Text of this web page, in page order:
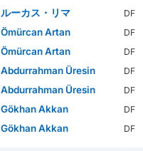
ルーカス・リマ
DF
Ömürcan Artan
DF
Ömürcan Artan
DF
Abdurrahman Üresin
DF
Abdurrahman Üresin
DF
Gökhan Akkan
DF
Gökhan Akkan
DF